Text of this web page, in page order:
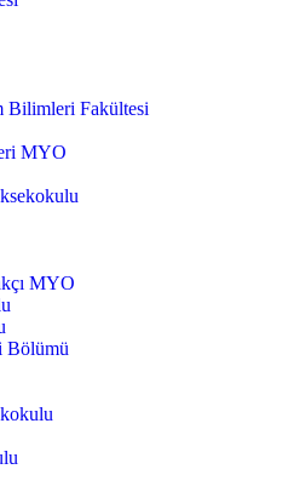
Bilimleri Fakültesi
MYO
MYO
Bölümü